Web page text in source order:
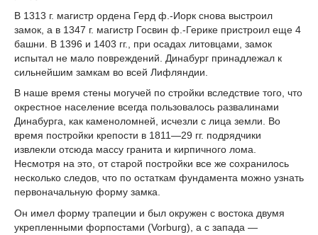
В 1313 г. магистр ордена Герд ф.-Иорк снова выстроил
замок, а в 1347 г. магистр Госвин ф.-Герике пристроил еще 4
башни. В 1396 и 1403 гг., при осадах литовцами, замок
испытал не мало повреждений. Динабург принадлежал к
сильнейшим замкам во всей Лифляндии.
В наше время стены могучей по стройки вследствие того, что
окрестное население всегда пользовалось развалинами
Динабурга, как каменоломней, исчезли с лица земли. Во
время постройки крепости в 1811—29 гг. подрядчики
извлекли отсюда массу гранита и кирпичного лома.
Несмотря на это, от старой постройки все же сохранилось
несколько следов, что по остаткам фундамента можно узнать
первоначальную форму замка.
Он имел форму трапеции и был окружен с востока двумя
укрепленными форпостами (Vorburg), а с запада —